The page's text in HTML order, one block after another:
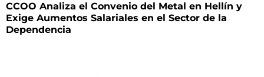
CCOO Analiza el Convenio del Metal en Hellín y
Exige Aumentos Salariales en el Sector de la
Dependencia